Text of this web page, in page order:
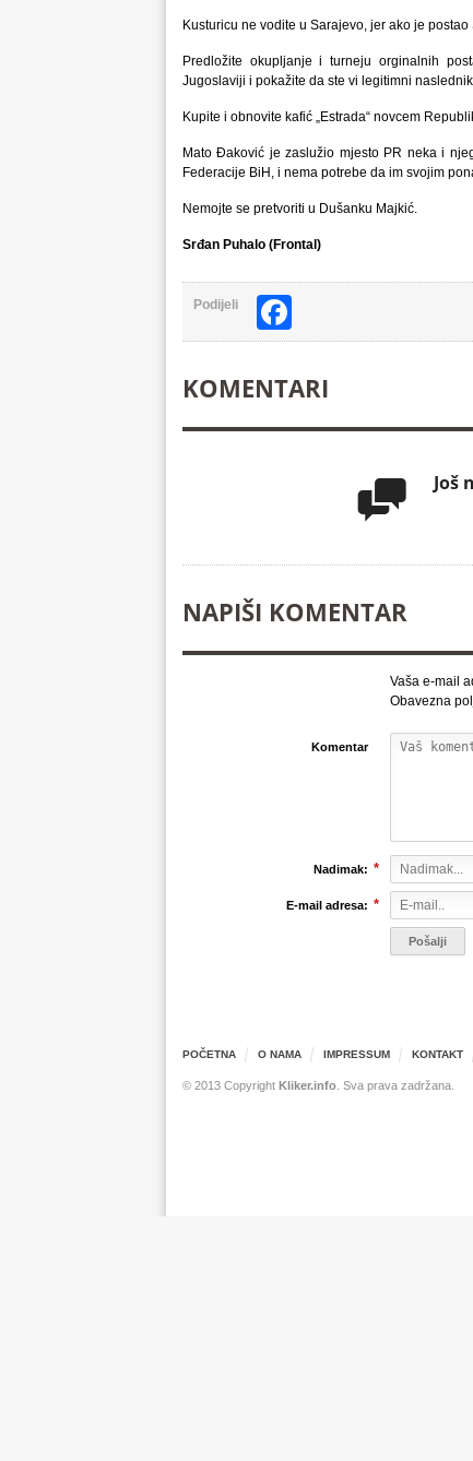
Kusturicu ne vodite u Sarajevo, jer ako je
Predložite okupljanje i turneju orginalnih
Jugoslaviji i pokažite da ste vi legitimni
Kupite i obnovite kafić „Estrada“ novcem
Mato Đaković je zaslužio mjesto PR neka i
Federacije BiH, i nema potrebe da im svojim
Nemojte se pretvoriti u Dušanku Majkić.
Srđan Puhalo (Frontal)
Podijeli
KOMENTARI
 Još
NAPIŠI KOMENTAR
Vaša e-mail
Obavezna
Komentar
Nadimak: *
E-mail adresa: *
POČETNA O NAMA IMPRESSUM KONTAKT
© 2013 Copyright Kliker.info . Sva prava zadržana.